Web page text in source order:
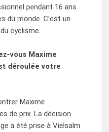
pendant 16 ans
du monde. C’est un
cyclisme.
vous Maxime
déroulée votre
Maxime
de prix. La décision
a été prise à Vielsalm